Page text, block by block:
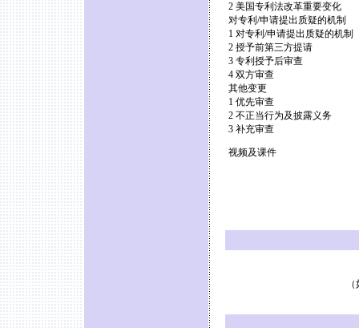
2 美国专利法改革重要变化
对专利/申请提出质疑的机制
1 对专利/申请提出质疑的机制
2 授予前第三方提请
3 专利授予后审查
4 双方审查
其他变更
1 优先审查
2 不正当行为及披露义务
3 补充审查
视频及课件